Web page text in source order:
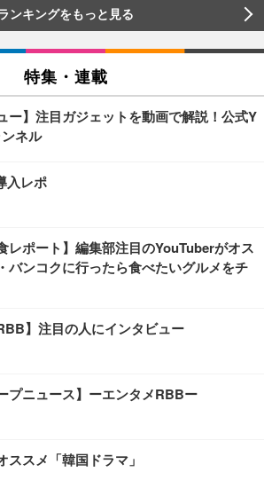
ンキングをもっと見る
特集・連載
ー】注目ガジェットを動画で解説！公式Y
ネル
入レポ
レポート】編集部注目のYouTuberがオス
バンコクに行ったら食べたいグルメをチ
】注目の人にインタビュー
プニュース】ーエンタメRBBー
ススメ「韓国ドラマ」